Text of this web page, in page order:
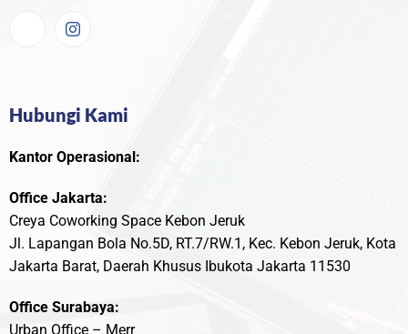
Hubungi Kami
Kantor Operasional:
Office Jakarta:
Creya Coworking Space Kebon Jeruk
Jl. Lapangan Bola No.5D, RT.7/RW.1, Kec. Kebon Jeruk, Kota
Jakarta Barat, Daerah Khusus Ibukota Jakarta 11530
Office Surabaya:
Urban Office – Merr